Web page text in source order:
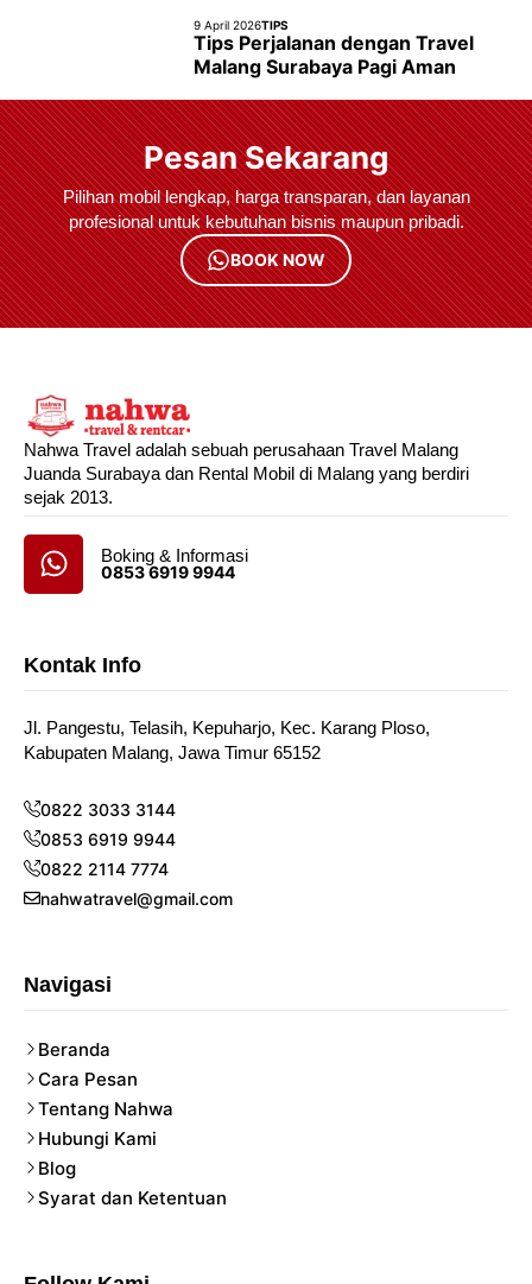
9 April 2026TIPS
Tips Perjalanan dengan Travel
Malang Surabaya Pagi Aman
Pesan Sekarang
Pilihan mobil lengkap, harga transparan, dan layanan
profesional untuk kebutuhan bisnis maupun pribadi.
BOOK NOW
Nahwa Travel adalah sebuah perusahaan Travel Malang
Juanda Surabaya dan Rental Mobil di Malang yang berdiri
sejak 2013.
Boking & Informasi
0853 6919 9944
Kontak Info
Jl. Pangestu, Telasih, Kepuharjo, Kec. Karang Ploso,
Kabupaten Malang, Jawa Timur 65152
0822 3033 3144
0853 6919 9944
0822 2114 7774
nahwatravel@gmail.com
Navigasi
Beranda
Cara Pesan
Tentang Nahwa
Hubungi Kami
Blog
Syarat dan Ketentuan